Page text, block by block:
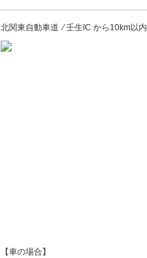
北関東自動車道 ⁄ 壬生IC から10km以内
【車の場合】